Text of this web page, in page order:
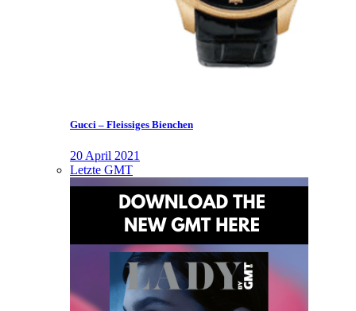
Gucci – Fleissiges Bienchen
20 April 2021
Letzte GMT